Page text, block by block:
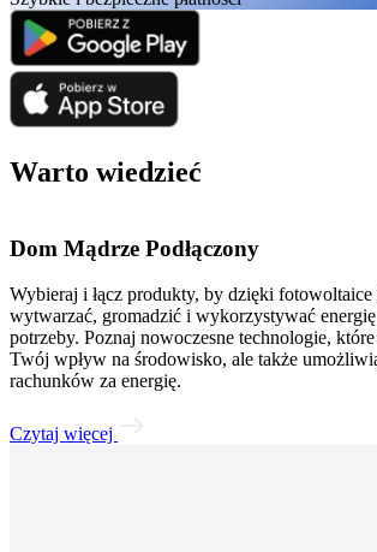
Warto wiedzieć
Aktywuj e-fakturę i ciesz się wieloma
W życiu masz wiele zadań. Dlatego Enea
przejściu na e-fakturę! To proste, wygodne i
zrobić samodzielnie w eBOK lub aplikacji Moja
możesz poprosić o pomoc syna, córkę lub
Dom Mądrze Podłączony
Wybieraj i łącz produkty, by dzięki
wytwarzać, gromadzić i wykorzystywać energię
potrzeby. Poznaj nowoczesne technologie,
Twój wpływ na środowisko, ale także
rachunków za energię.
Czytaj więcej
Enea – energia i wiele więcej!
Wspieramy ludzi z pasją – od młodych
Talentów po olimpijczyków. Jesteśmy częścią
sportowych, kulturalnych i muzycznych,
marzenia. Bo energia to nie tylko prąd, to siła
zmieniają świat!
Czytaj więcej